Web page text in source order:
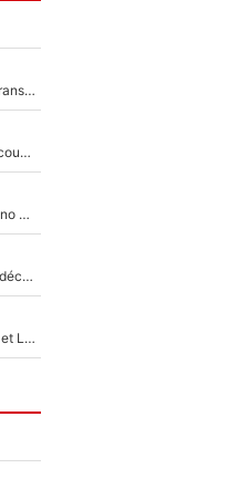
Yan Diomandé au Real Madrid : La photo qui met fin au transfert de l’été !
Antoine Dupont et Iris Mittenaere officialisent enfin leur couple : La photo qui enflamme les réseaux sociaux
Du PSG à la tête de la FIFA pour remplacer Gianni Infantino ? «Il serait un mauvais président», le patron de la Liga s'attaque à Nasser Al-Khelaïfi !
Bradley Barcola : Luis Enrique prêt à l’écarter au PSG, la décision qui va accélérer son transfert à Liverpool ?
La Liga sur beIN SPORTS, c’est terminé : Kylian Mbappé et Lamine Yamal changent de chaîne, «le moment était venu d'ouvrir un nouveau chapitre»